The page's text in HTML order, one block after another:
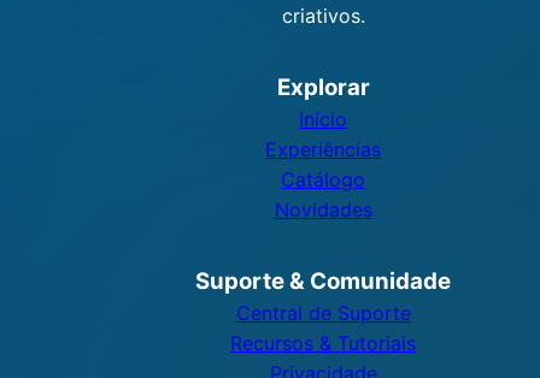
criativos.
Explorar
Início
Experiências
Catálogo
Novidades
Suporte & Comunidade
Central de Suporte
Recursos & Tutoriais
Privacidade